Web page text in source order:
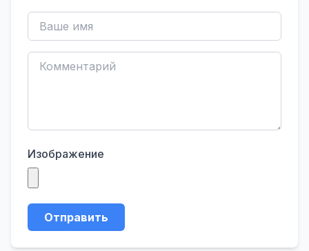
Изображение
Отправить